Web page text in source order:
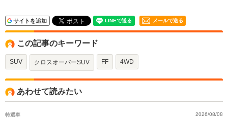
サイトを追加 メールで送る
この記事のキーワード
SUV クロスオーバーSUV FF 4WD
あわせて読みたい
特選車 2026/08/08